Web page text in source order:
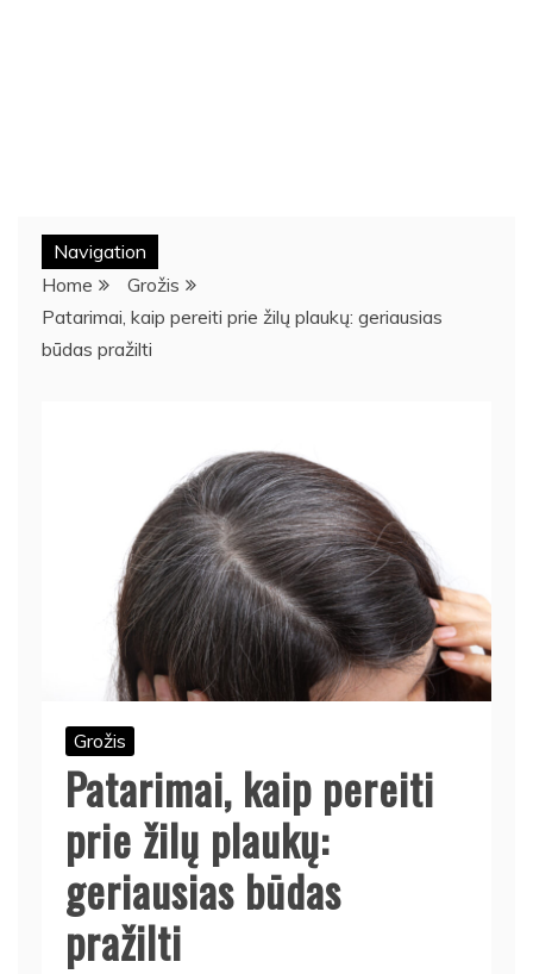
Navigation
Home
Grožis
Patarimai, kaip pereiti prie žilų plaukų: geriausias
būdas pražilti
Grožis
Patarimai, kaip pereiti
prie žilų plaukų:
geriausias būdas
pražilti